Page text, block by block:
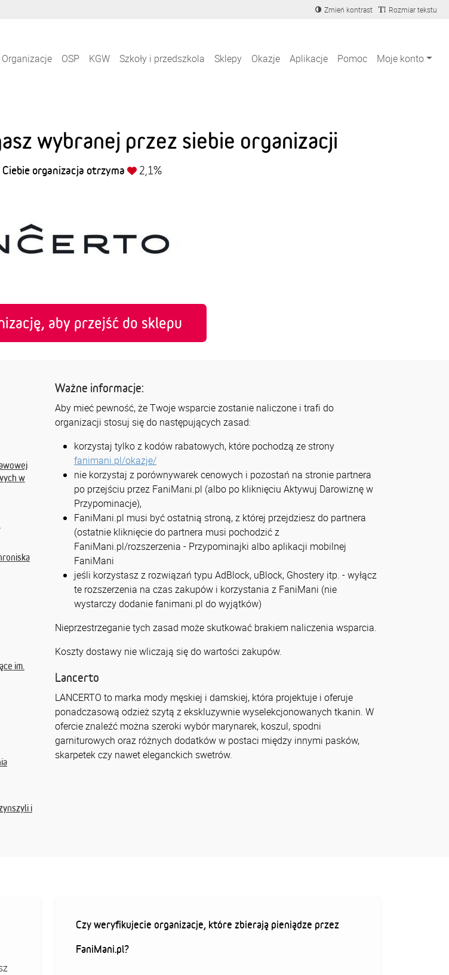
Zmień kontrast Rozmiar tekstu
Organizacje OSP KGW Szkoły i przedszkola Sklepy Okazje Aplikacje Pomoc Moje konto
wybranej przez siebie organizacji
organizacja otrzyma 2,1%
aby przejść do sklepu
w
im.
i
Ważne informacje:
Aby mieć pewność, że Twoje wsparcie zostanie naliczone i trafi do
organizacji stosuj się do następujących zasad:
korzystaj tylko z kodów rabatowych, które pochodzą ze strony
fanimani.pl/okazje/
nie korzystaj z porównywarek cenowych i pozostań na stronie partnera
po przejściu przez FaniMani.pl (albo po kliknięciu Aktywuj Darowiznę w
Przypominacje),
FaniMani.pl musi być ostatnią stroną, z której przejdziesz do partnera
(ostatnie kliknięcie do partnera musi pochodzić z
FaniMani.pl/rozszerzenia - Przypominajki albo aplikacji mobilnej
FaniMani
jeśli korzystasz z rozwiązań typu AdBlock, uBlock, Ghostery itp. - wyłącz
te rozszerzenia na czas zakupów i korzystania z FaniMani (nie
wystarczy dodanie fanimani.pl do wyjątków)
Nieprzestrzeganie tych zasad może skutkować brakiem naliczenia wsparcia.
Koszty dostawy nie wliczają się do wartości zakupów.
Lancerto
LANCERTO to marka mody męskiej i damskiej, która projektuje i oferuje
ponadczasową odzież szytą z ekskluzywnie wyselekcjonowanych tkanin. W
ofercie znaleźć można szeroki wybór marynarek, koszul, spodni
garniturowych oraz różnych dodatków w postaci między innymi pasków,
skarpetek czy nawet eleganckich swetrów.
Czy weryfikujecie organizacje, które zbierają pieniądze przez
FaniMani.pl?